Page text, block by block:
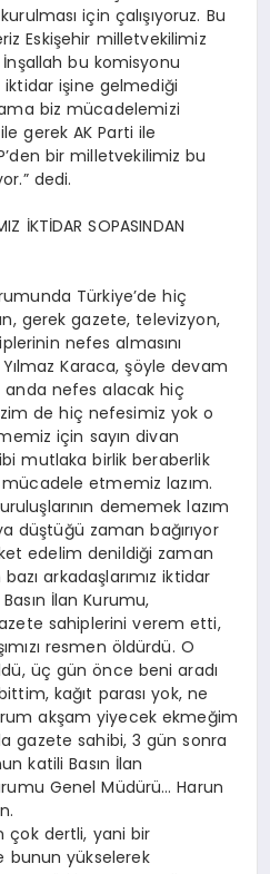
için çalışıyoruz. Bu
Eskişehir milletvekilimiz
İnşallah bu komisyonu
işine gelmediği
biz mücadelemizi
gerek AK Parti ile
bir milletvekilimiz bu
dedi.
İKTİDAR SOPASINDAN
Türkiye’de hiç
gerek gazete, televizyon,
nefes almasını
Karaca, şöyle devam
anda nefes alacak hiç
de hiç nefesimiz yok o
için sayın divan
mutlaka birlik beraberlik
etmemiz lazım.
dememek lazım
düştüğü zaman bağırıyor
edelim denildiği zaman
arkadaşlarımız iktidar
İlan Kurumu,
sahiplerini verem etti,
resmen öldürdü. O
üç gün önce beni aradı
kağıt parası yok, ne
akşam yiyecek ekmeğim
gazete sahibi, 3 gün sonra
katili Basın İlan
Genel Müdürü… Harun
çok dertli, yani bir
bunun yükselerek